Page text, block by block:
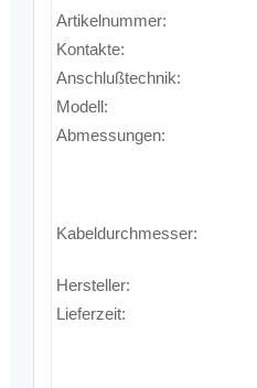
Artikelnummer:
Kontakte:
Anschlußtechnik:
Modell:
Abmessungen:
Kabeldurchmesser:
Hersteller:
Lieferzeit: